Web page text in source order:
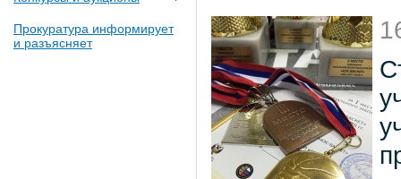
Прокуратура информирует
и разъясняет